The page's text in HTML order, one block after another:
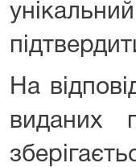
На
виданих